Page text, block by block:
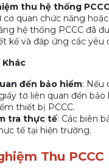
thu hệ thống PCCC
quan chức năng
hệ thống PCCC đã
kế và đáp ứng các yêu
Khác
đến bảo hiểm: Nếu
tờ liên quan đến bảo
thiết bị PCCC.
tra thực tế: Các biên
tế tại hiện trường.
Thu PCCC